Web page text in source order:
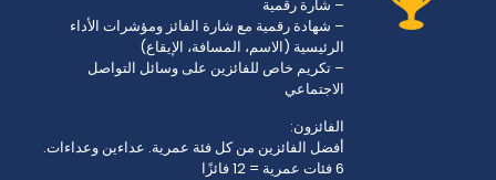
– شارة رقمية
– شهادة رقمية مع شارة الفائز ومؤشرات الأداء
الرئيسية (الاسم، المسافة، الإيقاع)
– تكريم خاص للفائزين على وسائل التواصل
الاجتماعي
الفائزون:
أفضل الفائزين من كل فئة عمرية. عداءين وعداءات.
6 فئات عمرية = 12 فائزًا